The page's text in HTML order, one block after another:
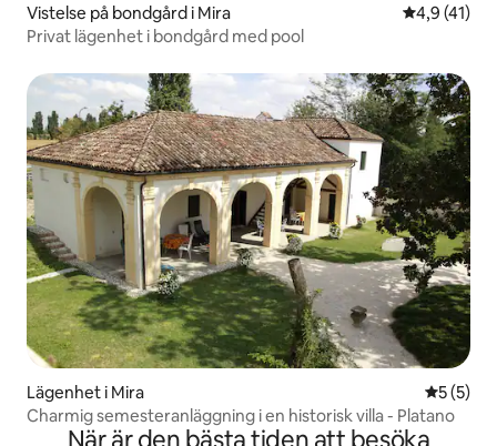
Vistelse på bondgård i Mira 4,9 av 5 i
4,9 (41)
Privat lägenhet i bondgård med pool
Lägenhet i Mira 5 av 5 i
5 (5)
Charmig semesteranläggning i en historisk villa - Platano